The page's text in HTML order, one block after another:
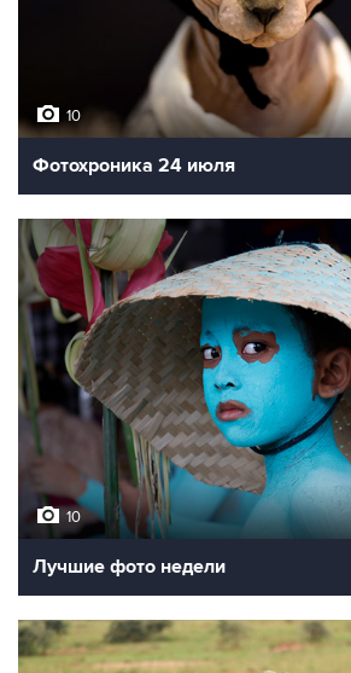
10
Фотохроника 24 июля
10
Лучшие фото недели